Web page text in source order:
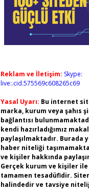
Reklam ve İletişim: Skype:
live:.cid.575569c608265c69
Yasal Uyarı: Bu internet
marka, kurum veya şahıs
bağlantısı
kendi hazırladığımız
paylaşılmaktadır. Burada
haber niteliği
ve kişiler hakkında
Gerçek kurum ve kişiler
tamamen tesadüfidir.
halindedir ve tavsiye